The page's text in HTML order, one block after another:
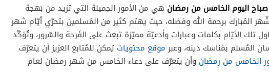
صباح اليوم الخامس من رمضان هي من الأمور الجميلة التي تزيد من بَهجة
المُبارك برحمة الله وفضله، حيث يهتم كثير من المُسلمين بتحرّي أيّام شهر
تلك الأيّام بكلمات وعبارات وأدعيّة مميّزة تبعث على الفَرحة والسّرور، وتُؤكّد
المُسلم بمَناسك دينه، وعبرموقع محتويات يُمكن للمُتابع العزيز أن يتعرّف
الخامس من رمضان وأن يتعرّف على دعاء الخامس من شهر رمضان لعام